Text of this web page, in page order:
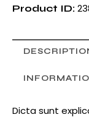
Product ID:
Dicta sunt